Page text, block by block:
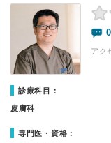
アク
診療科目：
皮膚科
専門医・資格：